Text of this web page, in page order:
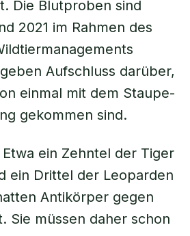
Die Blutproben sind
2021 im Rahmen des
Aufschluss darüber,
einmal mit dem Staupe-
gekommen sind.
ein Zehntel der Tiger
ein Drittel der Leoparden
Antikörper gegen
Sie müssen daher schon